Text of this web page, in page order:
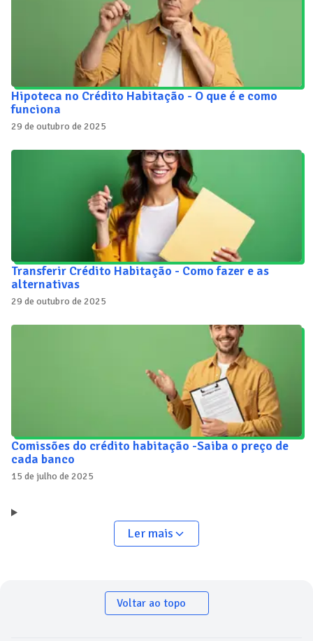
Hipoteca no Crédito Habitação - O que é e como
funciona
29 de outubro de 2025
Transferir Crédito Habitação - Como fazer e as
alternativas
29 de outubro de 2025
Comissões do crédito habitação -Saiba o preço de
cada banco
15 de julho de 2025
Ler mais
Voltar ao topo